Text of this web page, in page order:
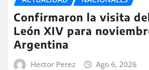
Confirmaron la visita
León XIV para
Argentina
Hector Perez Ago 6, 2026